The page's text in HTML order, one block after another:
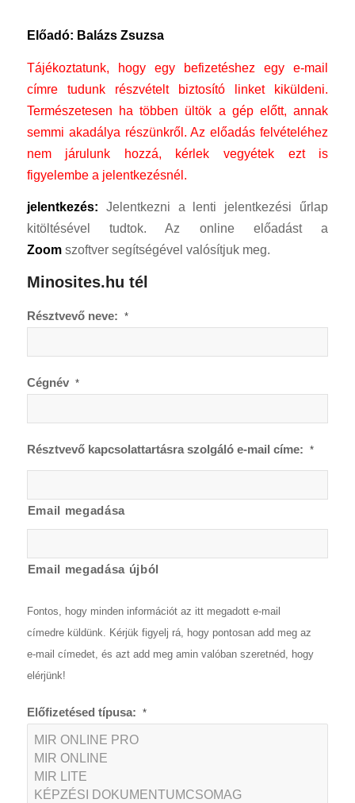
Előadó: Balázs Zsuzsa
Tájékoztatunk, hogy egy befizetéshez egy e-mail
címre tudunk részvételt biztosító linket kiküldeni.
Természetesen ha többen ültök a gép előtt, annak
semmi akadálya részünkről.Az előadás felvételéhez
nem járulunk hozzá, kérlek vegyétek ezt is
figyelembe a jelentkezésnél.
jelentkezés: Jelentkezni a lenti jelentkezési űrlap
kitöltésével tudtok. Az online előadást a
Zoomszoftver segítségével valósítjuk meg.
Minosites.hu tél
Résztvevő neve: *
Cégnév *
Résztvevő kapcsolattartásra szolgáló e-mail címe: *
Email megadása
Email megadása újból
Fontos, hogy minden információt az itt megadott e-mail
címedre küldünk. Kérjük figyelj rá, hogy pontosan add meg az
e-mail címedet, és azt add meg amin valóban szeretnéd, hogy
elérjünk!
Előfizetésed típusa: *